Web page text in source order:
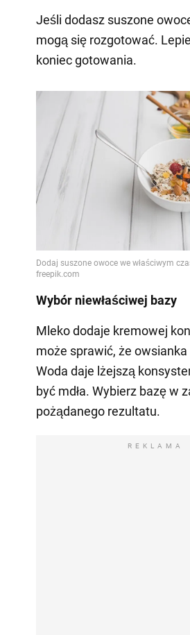
Jeśli dodasz suszone
mogą się rozgotować.
koniec gotowania.
Wybór niewłaściwej bazy
Mleko dodaje kremowej
może sprawić, że
Woda daje lżejszą
być mdła. Wybierz bazę w
pożądanego rezultatu.
REKLAMA